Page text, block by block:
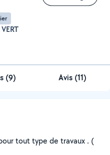
(9) Avis (11)
tout type de travaux . (